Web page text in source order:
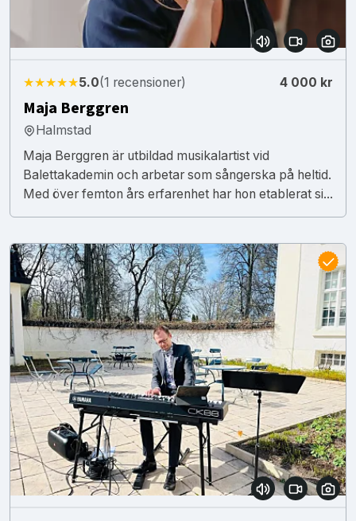
★★★★★5.0(1 recensioner) 4 000 kr
Maja Berggren
Halmstad
Maja Berggren är utbildad musikalartist vid
Balettakademin och arbetar som sångerska på heltid.
Med över femton års erfarenhet har hon etablerat si...